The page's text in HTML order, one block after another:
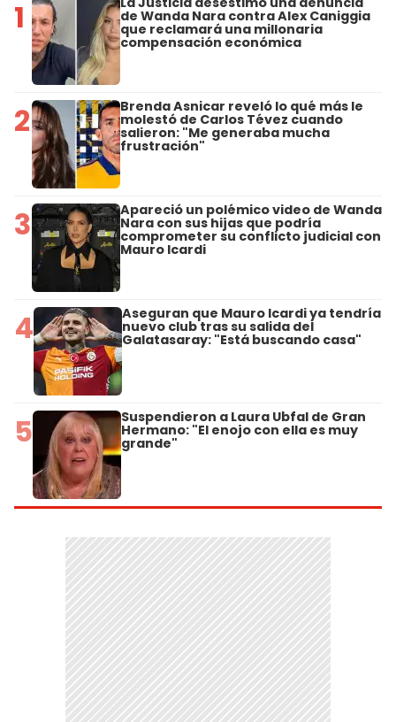
1 de Wanda Nara contra Alex Caniggia
que reclamará una millonaria
compensación económica
2 Brenda Asnicar reveló lo qué más le
molestó de Carlos Tévez cuando
salieron: "Me generaba mucha
frustración"
3 Apareció un polémico video de Wanda
Nara con sus hijas que podría
comprometer su conflicto judicial con
Mauro Icardi
4 Aseguran que Mauro Icardi ya tendría
nuevo club tras su salida del
Galatasaray: "Está buscando casa"
5 Suspendieron a Laura Ubfal de Gran
Hermano: "El enojo con ella es muy
grande"